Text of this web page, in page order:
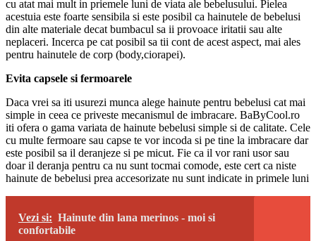
cu atat mai mult in priemele luni de viata ale bebelusului. Pielea
acestuia este foarte sensibila si este posibil ca hainutele de bebelusi
din alte materiale decat bumbacul sa ii provoace iritatii sau alte
neplaceri. Incerca pe cat posibil sa tii cont de acest aspect, mai ales
pentru hainutele de corp (body,ciorapei).
Evita capsele si fermoarele
Daca vrei sa iti usurezi munca alege hainute pentru bebelusi cat mai
simple in ceea ce priveste mecanismul de imbracare. BaByCool.ro
iti ofera o gama variata de hainute bebelusi simple si de calitate. Cele
cu multe fermoare sau capse te vor incoda si pe tine la imbracare dar
este posibil sa il deranjeze si pe micut. Fie ca il vor rani usor sau
doar il deranja pentru ca nu sunt tocmai comode, este cert ca niste
hainute de bebelusi prea accesorizate nu sunt indicate in primele luni
Vezi si: Hainute din lana merinos - moi si
confortabile